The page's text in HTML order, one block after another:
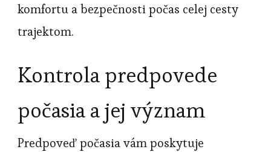
komfortu a bezpečnosti počas celej cesty
trajektom.
Kontrola predpovede
počasia a jej význam
Predpoveď počasia vám poskytuje